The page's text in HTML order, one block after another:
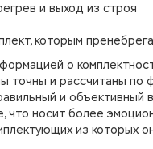
и выход из строя
которым
о
точны и рассчитаны
и
носит более
из которых